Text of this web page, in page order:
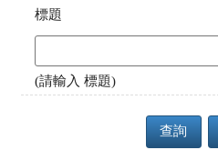
標題
(請輸入 標題)
查詢